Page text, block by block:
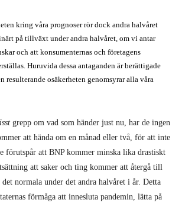
kring våra prognoser rör dock andra halvåret
på tillväxt under andra halvåret, om vi antar
och att konsumenternas och företagens
Huruvida dessa antaganden är berättigade
resulterande osäkerheten genomsyrar alla våra
grepp om vad som händer just nu, har de ingen
att hända om en månad eller två, för att inte
förutspår att BNP kommer minska lika drastiskt
att saker och ting kommer att återgå till
normala under det andra halvåret i år. Detta
förmåga att innesluta pandemin, lätta på